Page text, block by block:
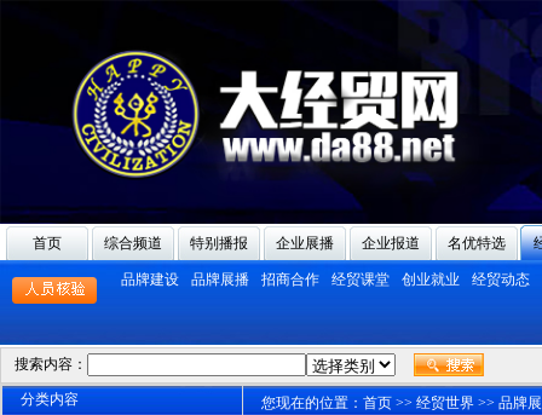
首页 综合频道 特别播报 企业展播 企业报道 名优特选
品牌建设 品牌展播 招商合作 经贸课堂 创业就业 经贸动态
搜索内容：
分类内容
您现在的位置： 首页 >> 经贸世界 >> 品牌